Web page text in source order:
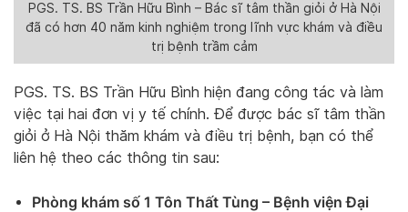
PGS. TS. BS Trần Hữu Bình – Bác sĩ tâm thần giỏi ở Hà Nội
đã có hơn 40 năm kinh nghiệm trong lĩnh vực khám và điều
trị bệnh trầm cảm
PGS. TS. BS Trần Hữu Bình hiện đang công tác và làm
việc tại hai đơn vị y tế chính. Để được bác sĩ tâm thần
giỏi ở Hà Nội thăm khám và điều trị bệnh, bạn có thể
liên hệ theo các thông tin sau:
Phòng khám số 1 Tôn Thất Tùng – Bệnh viện Đại